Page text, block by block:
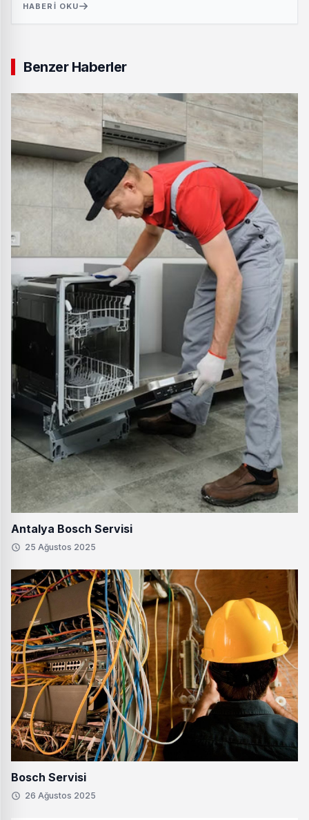
HABERI OKU
Benzer Haberler
Antalya Bosch Servisi
25 Ağustos 2025
Bosch Servisi
26 Ağustos 2025